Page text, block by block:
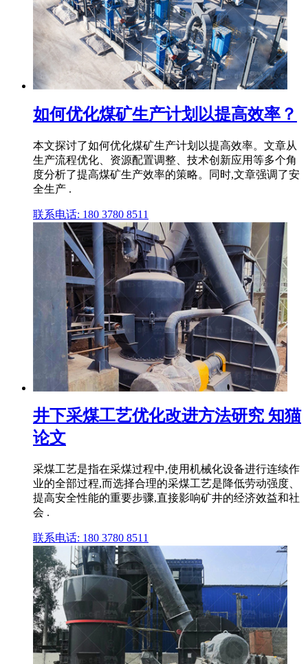
如何优化煤矿生产计划以提高效率？
本文探讨了如何优化煤矿生产计划以提高效率。文章从
生产流程优化、资源配置调整、技术创新应用等多个角
度分析了提高煤矿生产效率的策略。同时,文章强调了安
全生产 .
联系电话: 180 3780 8511
井下采煤工艺优化改进方法研究 知猫
论文
采煤工艺是指在采煤过程中,使用机械化设备进行连续作
业的全部过程,而选择合理的采煤工艺是降低劳动强度、
提高安全性能的重要步骤,直接影响矿井的经济效益和社
会 .
联系电话: 180 3780 8511